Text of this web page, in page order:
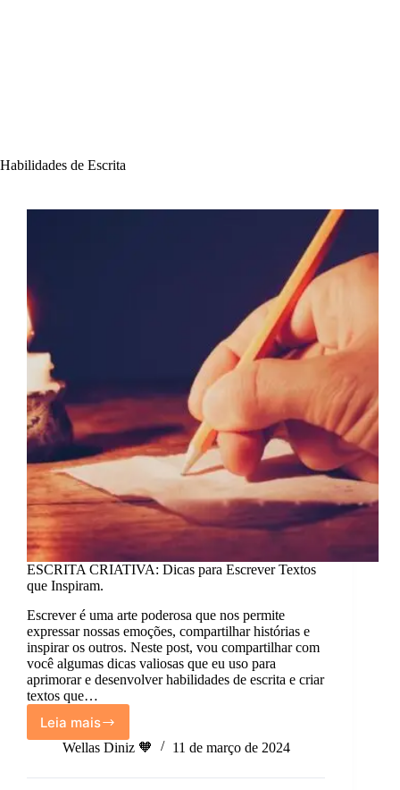
Habilidades de Escrita
ESCRITA CRIATIVA: Dicas para Escrever Textos
que Inspiram.
Escrever é uma arte poderosa que nos permite
expressar nossas emoções, compartilhar histórias e
inspirar os outros. Neste post, vou compartilhar com
você algumas dicas valiosas que eu uso para
aprimorar e desenvolver habilidades de escrita e criar
textos que…
Leia maisESCRITA
CRIATIVA:
para
Wellas Diniz 🧡 11 de março de 2024